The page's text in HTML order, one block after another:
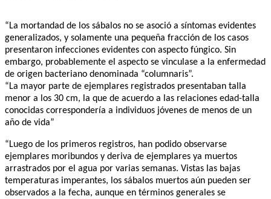
“La mortandad de los sábalos no se asoció a síntomas evidentes
generalizados, y solamente una pequeña fracción de los casos
presentaron infecciones evidentes con aspecto fúngico. Sin
embargo, probablemente el aspecto se vinculase a la enfermedad
de origen bacteriano denominada “columnaris”.
“La mayor parte de ejemplares registrados presentaban talla
menor a los 30 cm, la que de acuerdo a las relaciones edad-talla
conocidas correspondería a individuos jóvenes de menos de un
año de vida”
“Luego de los primeros registros, han podido observarse
ejemplares moribundos y deriva de ejemplares ya muertos
arrastrados por el agua por varias semanas. Vistas las bajas
temperaturas imperantes, los sábalos muertos aún pueden ser
observados a la fecha, aunque en términos generales se